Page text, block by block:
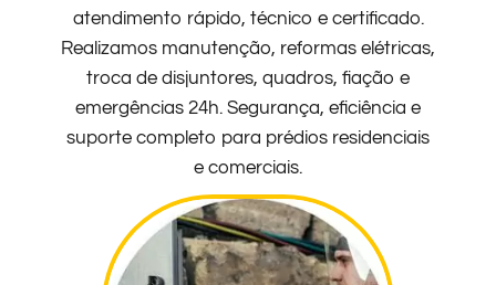
atendimento rápido, técnico e certificado.
Realizamos manutenção, reformas elétricas,
troca de disjuntores, quadros, fiação e
emergências 24h. Segurança, eficiência e
suporte completo para prédios residenciais
e comerciais.